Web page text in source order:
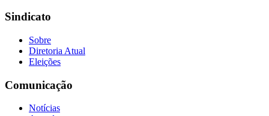
Sindicato
Sobre
Diretoria Atual
Eleições
Comunicação
Notícias